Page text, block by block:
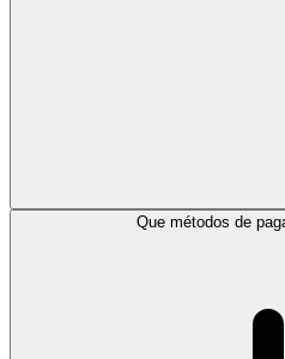
Que métodos de